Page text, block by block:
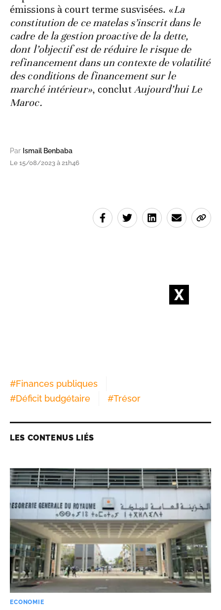
émissions à court terme susvisées. «La
constitution de ce matelas s’inscrit dans le
cadre de la gestion proactive de la dette,
dont l’objectif est de réduire le risque de
refinancement dans un contexte de volatilité
des conditions de financement sur le
marché intérieur», conclutAujourd’hui Le
Maroc.
Par Ismail Benbaba
Le 15/08/2023 à 21h46
#Finances publiques
#Déficit budgétaire #Trésor
LES CONTENUS LIÉS
ECONOMIE